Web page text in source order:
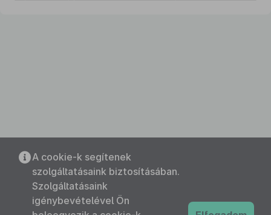
A cookie-k segítenek
szolgáltatásaink biztosításában.
Szolgáltatásaink
igénybevételével Ön